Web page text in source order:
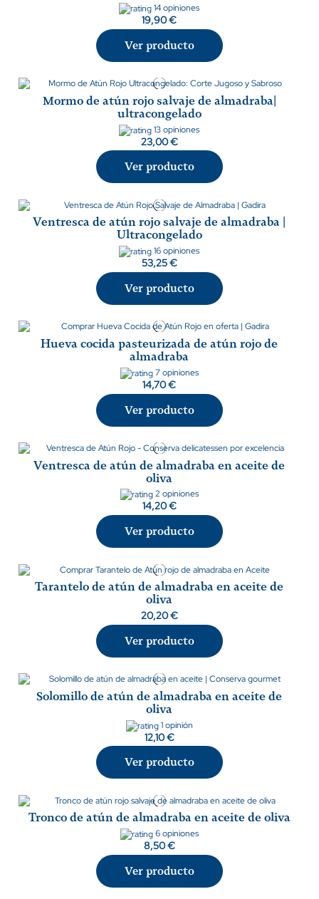
14 opiniones
19,90 €
Ver producto
Mormo de atún rojo salvaje de almadraba|
ultracongelado
13 opiniones
23,00 €
Ver producto
Ventresca de atún rojo salvaje de almadraba |
Ultracongelado
16 opiniones
53,25 €
Ver producto
Hueva cocida pasteurizada de atún rojo de
almadraba
7 opiniones
14,70 €
Ver producto
Ventresca de atún de almadraba en aceite de
oliva
2 opiniones
14,20 €
Ver producto
Tarantelo de atún de almadraba en aceite de
oliva
20,20 €
Ver producto
Solomillo de atún de almadraba en aceite de
oliva
1 opinión
12,10 €
Ver producto
Tronco de atún de almadraba en aceite de oliva
6 opiniones
8,50 €
Ver producto